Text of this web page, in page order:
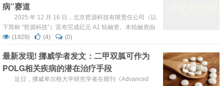
组因素，这些因素解释了个体疾病的大部分遗传变异。精神
疾病在基因组水平上存在广泛的遗传重叠，而这一研究通过
多方法交叉验证，系统...
病”赛道
2025 年 12 月 16 日，北京哲源科技有限责任公司（以
下简称 “哲源科技”）宣布完成亿元 A1 轮融资。本轮融资由
国科投资领投，泽源基金、睿智医药跟投。 哲源科技本轮资
全球专利布局，以及计算医学平台的升级，助力公司持续释
放 “药物IP创新工厂”的能力，推动生物医药产业的研发范式
变革。 在复杂疾...
(1929) (4) (0)
最新发现! 挪威学者发文：二甲双胍可作为
POLG相关疾病的潜在治疗手段
近日，挪威卑尔根大学研究学者在期刊《Advanced